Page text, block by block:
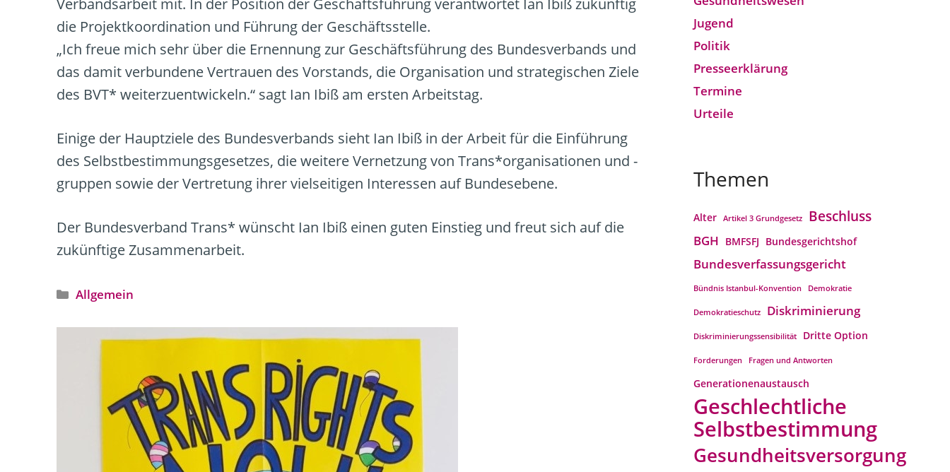
Verbandsarbeit mit. In der Position der Geschäftsführung verantwortet Ian Ibiß zukünftig
die Projektkoordination und Führung der Geschäftsstelle.
„Ich freue mich sehr über die Ernennung zur Geschäftsführung des Bundesverbands und
das damit verbundene Vertrauen des Vorstands, die Organisation und strategischen Ziele
des BVT* weiterzuentwickeln.“ sagt Ian Ibiß am ersten Arbeitstag.
Einige der Hauptziele des Bundesverbands sieht Ian Ibiß in der Arbeit für die Einführung
des Selbstbestimmungsgesetzes, die weitere Vernetzung von Trans*organisationen und -
gruppen sowie der Vertretung ihrer vielseitigen Interessen auf Bundesebene.
Der Bundesverband Trans* wünscht Ian Ibiß einen guten Einstieg und freut sich auf die
zukünftige Zusammenarbeit.
Kategorien
Allgemein
Jugend
Politik
Presseerklärung
Termine
Urteile
Themen
Alter Artikel 3 Grundgesetz Beschluss
BGH BMFSFJ Bundesgerichtshof
Bundesverfassungs­gericht
Bündnis Istanbul-Konvention Demokratie
Demokratieschutz Diskriminierung
Diskriminierungssensibilität Dritte Option
Forderungen Fragen und Antworten
Generationenaustausch
Geschlechtliche
Selbstbestimmung
Gesundheitsversorgung